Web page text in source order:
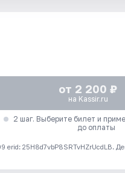
от 2 200 ₽
на Kassir.ru
2 шаг. Выберите билет и
до оплаты
25H8d7vbP8SRTvHZrUcdLB.